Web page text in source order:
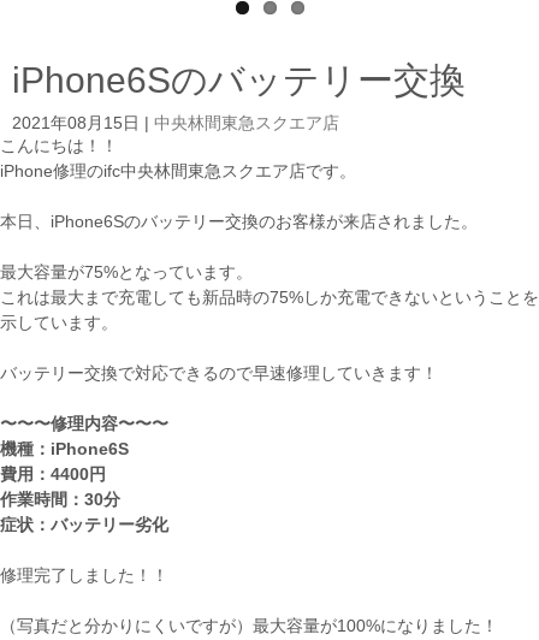
iPhone6Sのバッテリー交換
2021年08月15日
中央林間東急スクエア店
こんにちは！！
iPhone修理のifc中央林間東急スクエア店です。
本日、iPhone6Sのバッテリー交換のお客様が来店されました。
最大容量が75%となっています。
これは最大まで充電しても新品時の75%しか充電できないということを
示しています。
バッテリー交換で対応できるので早速修理していきます！
〜〜〜修理内容〜〜〜
機種：iPhone6S
費用：4400円
作業時間：30分
症状：バッテリー劣化
修理完了しました！！
（写真だと分かりにくいですが）最大容量が100%になりました！